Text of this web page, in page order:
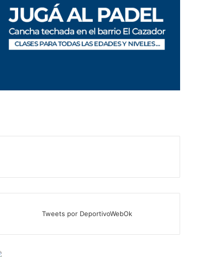
Tweets por DeportivoWebOk